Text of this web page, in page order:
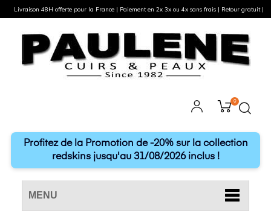
0
Profitez de la Promotion de -20% sur la collection
redskins jusqu'au 31/08/2026 inclus !
MENU
Livraison 48H offerte pour la France | Paiement en 2x 3x ou 4x sans frais | Retour gratuit |